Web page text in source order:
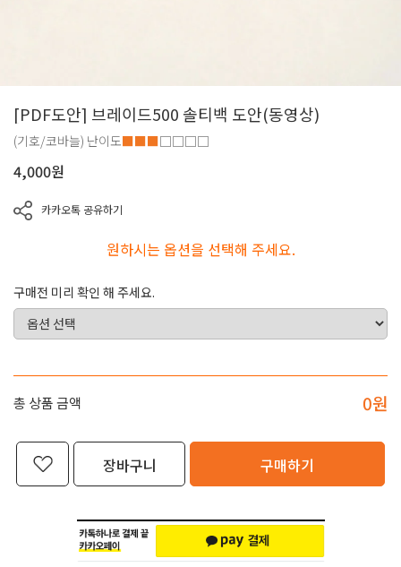
[PDF도안] 브레이드500 솔티백 도안(동영상)
(기호/코바늘) 난이도■■■□□□□
4,000원
카카오톡 공유하기
원하시는 옵션을 선택해 주세요.
구매전 미리 확인 해 주세요.
총 상품 금액 0원
장바구니 구매하기